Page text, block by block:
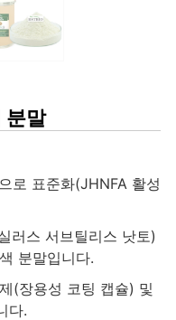
분말
로 표준화(JHNFA 활성
러스 서브틸리스 낫토)
분말입니다.
(장용성 코팅 캡슐) 및
다.